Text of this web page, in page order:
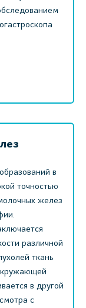
в
точностью
желез
различной
ткань
в другой
с